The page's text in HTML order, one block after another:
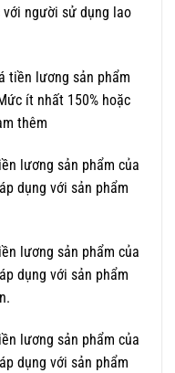
người sử dụng lao
tiền lương sản phẩm
ít nhất 150% hoặc
thêm
lương sản phẩm của
dụng với sản phẩm
lương sản phẩm của
dụng với sản phẩm
lương sản phẩm của
dụng với sản phẩm